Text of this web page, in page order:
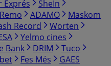
Exprés
SheIn
ADAMO
Maskom
Record
Worten
Yelmo cines
Bank DRIM
Tuco
Fes Més GAES